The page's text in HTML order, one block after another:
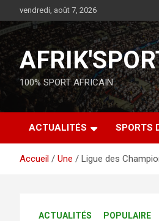
vendredi, août 7, 2026
100% SPORT AFRICAIN
ACTUALITÉS SPORTS
Accueil Une Ligue des
ACTUALITÉS POPULAIRE